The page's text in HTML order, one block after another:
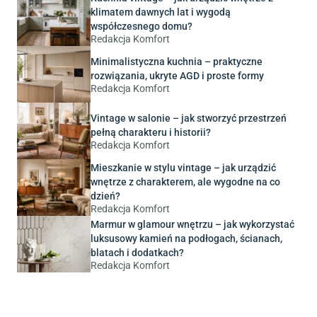
klimatem dawnych lat i wygodą
współczesnego domu?
Redakcja Komfort
Minimalistyczna kuchnia – praktyczne
rozwiązania, ukryte AGD i proste formy
Redakcja Komfort
Vintage w salonie – jak stworzyć przestrzeń
pełną charakteru i historii?
Redakcja Komfort
Mieszkanie w stylu vintage – jak urządzić
wnętrze z charakterem, ale wygodne na co
dzień?
Redakcja Komfort
Marmur w glamour wnętrzu – jak wykorzystać
luksusowy kamień na podłogach, ścianach,
blatach i dodatkach?
Redakcja Komfort